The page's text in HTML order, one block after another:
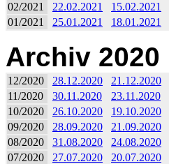
02/2021
22.02.2021 15.02.2021
01/2021
25.01.2021 18.01.2021
Archiv 2020
12/2020 28.12.2020 21.12.2020
11/2020
30.11.2020 23.11.2020
10/2020
26.10.2020 19.10.2020
09/2020
28.09.2020 21.09.2020
08/2020
31.08.2020 24.08.2020
07/2020
27.07.2020 20.07.2020